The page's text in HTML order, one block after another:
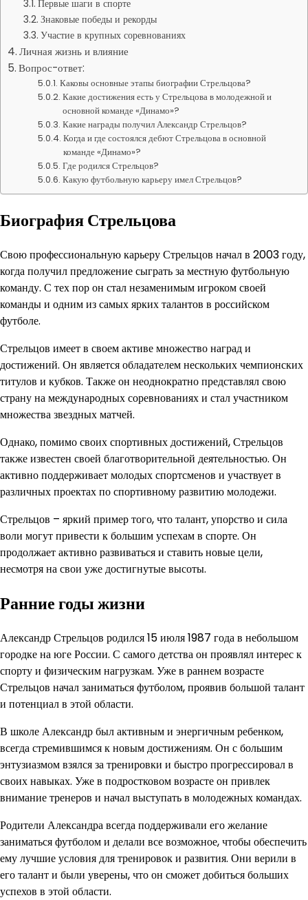
Первые шаги в спорте
Знаковые победы и рекорды
Участие в крупных соревнованиях
Личная жизнь и влияние
Вопрос-ответ:
Каковы основные этапы биографии Стрельцова?
Какие достижения есть у Стрельцова в молодежной и
основной команде «Динамо»?
Какие награды получил Александр Стрельцов?
Когда и где состоялся дебют Стрельцова в основной
команде «Динамо»?
Где родился Стрельцов?
Какую футбольную карьеру имел Стрельцов?
Биография Стрельцова
Свою профессиональную карьеру Стрельцов начал в 2003 году,
когда получил предложение сыграть за местную футбольную
команду. С тех пор он стал незаменимым игроком своей
команды и одним из самых ярких талантов в российском
футболе.
Стрельцов имеет в своем активе множество наград и
достижений. Он является обладателем нескольких чемпионских
титулов и кубков. Также он неоднократно представлял свою
страну на международных соревнованиях и стал участником
множества звездных матчей.
Однако, помимо своих спортивных достижений, Стрельцов
также известен своей благотворительной деятельностью. Он
активно поддерживает молодых спортсменов и участвует в
различных проектах по спортивному развитию молодежи.
Стрельцов – яркий пример того, что талант, упорство и сила
воли могут привести к большим успехам в спорте. Он
продолжает активно развиваться и ставить новые цели,
несмотря на свои уже достигнутые высоты.
Ранние годы жизни
Александр Стрельцов родился 15 июля 1987 года в небольшом
городке на юге России. С самого детства он проявлял интерес к
спорту и физическим нагрузкам. Уже в раннем возрасте
Стрельцов начал заниматься футболом, проявив большой талант
и потенциал в этой области.
В школе Александр был активным и энергичным ребенком,
всегда стремившимся к новым достижениям. Он с большим
энтузиазмом взялся за тренировки и быстро прогрессировал в
своих навыках. Уже в подростковом возрасте он привлек
внимание тренеров и начал выступать в молодежных командах.
Родители Александра всегда поддерживали его желание
заниматься футболом и делали все возможное, чтобы обеспечить
ему лучшие условия для тренировок и развития. Они верили в
его талант и были уверены, что он сможет добиться больших
успехов в этой области.